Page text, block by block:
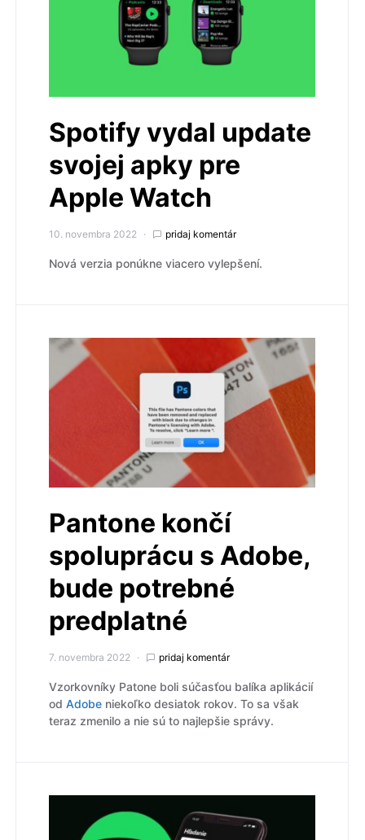
Spotify vydal update
svojej apky pre
Apple Watch
10. novembra 2022 pridaj komentár
Nová verzia ponúkne viacero vylepšení.
Pantone končí
spoluprácu s Adobe,
bude potrebné
predplatné
7. novembra 2022 pridaj komentár
Vzorkovníky Patone boli súčasťou balíka aplikácií
od Adobe niekoľko desiatok rokov. To sa však
teraz zmenilo a nie sú to najlepšie správy.